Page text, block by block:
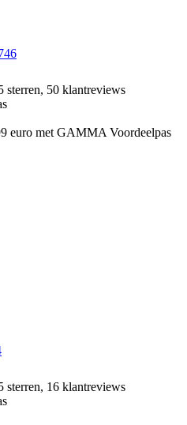
sterren, 50 klantreviews
euro met GAMMA Voordeelpas
sterren, 16 klantreviews